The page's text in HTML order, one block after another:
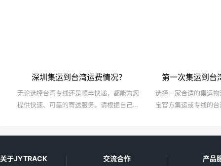
深圳集运到台湾运费情况？
无论选择台湾专线还是顺丰快递，都能为您
提供快速、可靠的寄送服务。请根据自己的
第一次集运到台
选择一家合适的集运
宝官方集运或专线的
关于JYTRACK 交流合作 产品